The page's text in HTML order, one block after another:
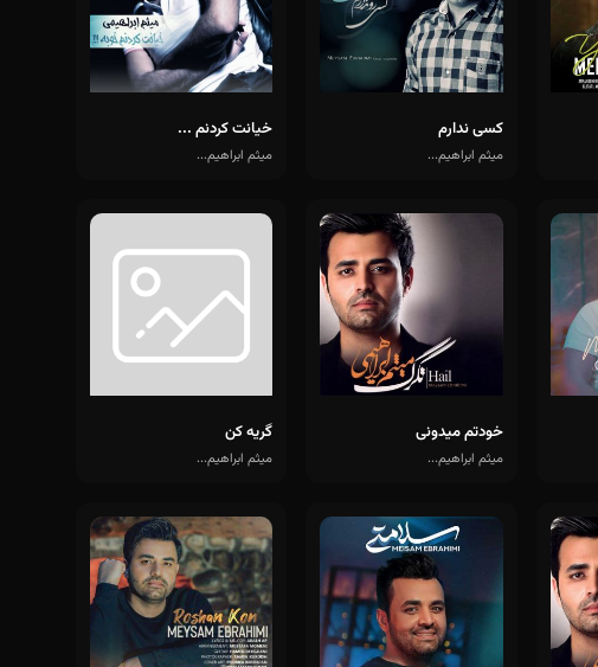
کسی ندارم
میثم ابراهیم...
خیانت کردنم ...
میثم ابراهیم...
خودتم میدونی
میثم ابراهیم...
گریه کن
میثم ابراهیم...